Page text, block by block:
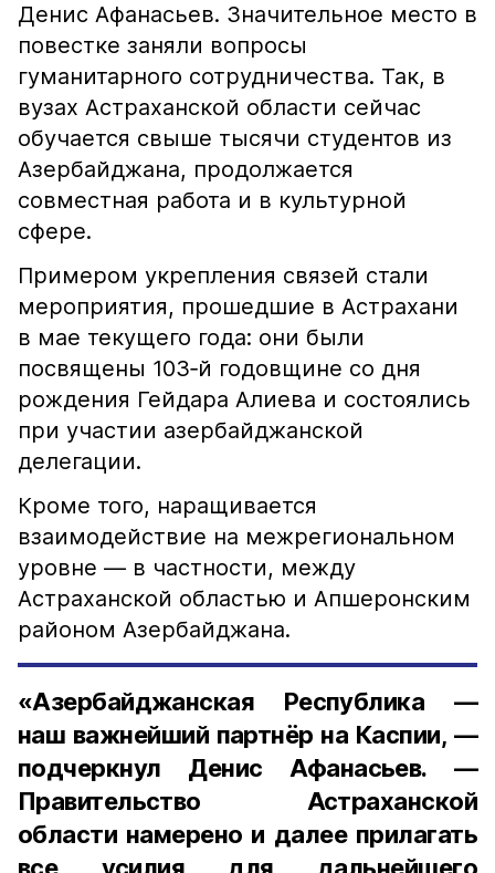
Денис Афанасьев. Значительное место в
повестке заняли вопросы
гуманитарного сотрудничества. Так, в
вузах Астраханской области сейчас
обучается свыше тысячи студентов из
Азербайджана, продолжается
совместная работа и в культурной
сфере.
Примером укрепления связей стали
мероприятия, прошедшие в Астрахани
в мае текущего года: они были
посвящены 103‑й годовщине со дня
рождения Гейдара Алиева и состоялись
при участии азербайджанской
делегации.
Кроме того, наращивается
взаимодействие на межрегиональном
уровне — в частности, между
Астраханской областью и Апшеронским
районом Азербайджана.
«Азербайджанская Республика —
наш важнейший партнёр на Каспии, —
подчеркнул Денис Афанасьев. —
Правительство Астраханской
области намерено и далее прилагать